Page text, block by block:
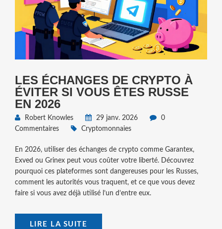
LES ÉCHANGES DE CRYPTO À
ÉVITER SI VOUS ÊTES RUSSE
EN 2026
Robert Knowles 29 janv. 2026
0
Commentaires
Cryptomonnaies
En 2026, utiliser des échanges de crypto comme Garantex,
Exved ou Grinex peut vous coûter votre liberté. Découvrez
pourquoi ces plateformes sont dangereuses pour les Russes,
comment les autorités vous traquent, et ce que vous devez
faire si vous avez déjà utilisé l’un d’entre eux.
LIRE LA SUITE